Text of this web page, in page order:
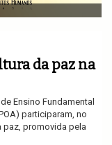
da paz na
Ensino Fundamental
participaram, no
paz, promovida pela